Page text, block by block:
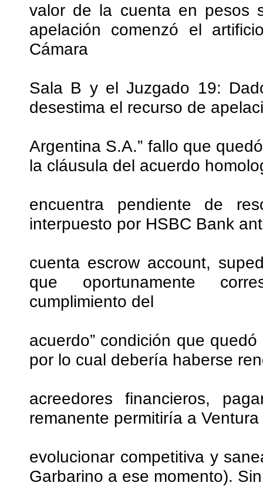
valor de la cuenta en pesos
apelación comenzó el
Cámara
Sala B y el Juzgado 19:
desestima el recurso de
Argentina S.A.” fallo que
la cláusula del acuerdo
encuentra pendiente de
interpuesto por HSBC Bank
cuenta escrow account,
que oportunamente
cumplimiento del
acuerdo” condición que
por lo cual debería haberse
acreedores financieros,
remanente permitiría a
evolucionar competitiva y
Garbarino a ese momento).